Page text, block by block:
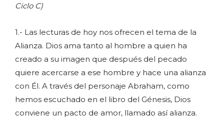
Ciclo C)
1.- Las lecturas de hoy nos ofrecen el tema de la
Alianza. Dios ama tanto al hombre a quien ha
creado a su imagen que después del pecado
quiere acercarse a ese hombre y hace una alianza
con Él. A través del personaje Abraham, como
hemos escuchado en el libro del Génesis, Dios
conviene un pacto de amor, llamado así alianza.